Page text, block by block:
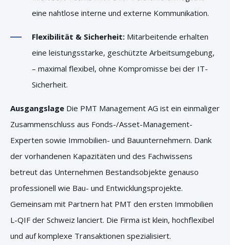
eine nahtlose interne und externe Kommunikation.
Flexibilität & Sicherheit: Mitarbeitende erhalten
eine leistungsstarke, geschützte Arbeitsumgebung,
– maximal flexibel, ohne Kompromisse bei der IT-
Sicherheit.
Ausgangslage Die PMT Management AG ist ein einmaliger
Zusammenschluss aus Fonds-/Asset-Management-
Experten sowie Immobilien- und Bauunternehmern. Dank
der vorhandenen Kapazitäten und des Fachwissens
betreut das Unternehmen Bestandsobjekte genauso
professionell wie Bau- und Entwicklungsprojekte.
Gemeinsam mit Partnern hat PMT den ersten Immobilien
L-QIF der Schweiz lanciert. Die Firma ist klein, hochflexibel
und auf komplexe Transaktionen spezialisiert.